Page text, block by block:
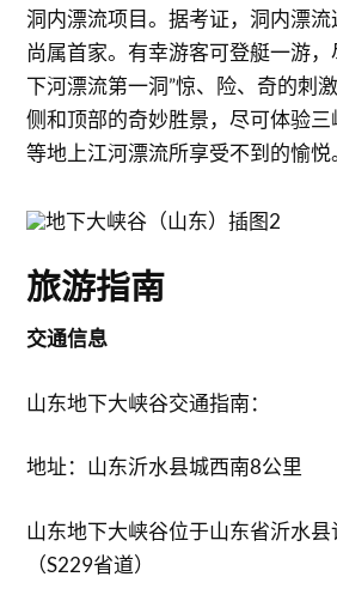
洞内漂流项目。据考证，洞内漂
尚属首家。有幸游客可登艇一游
下河漂流第一洞”惊、险、奇的刺
侧和顶部的奇妙胜景，尽可体验
等地上江河漂流所享受不到的愉悦
旅游指南
交通信息
山东地下大峡谷交通指南：
地址：山东沂水县城西南8公里
山东地下大峡谷位于山东省沂水
（S229省道）